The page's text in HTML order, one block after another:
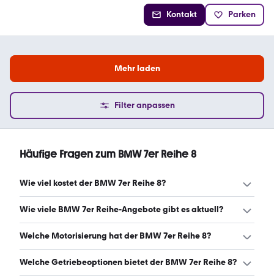
Kontakt Parken
Mehr laden
Filter anpassen
Häufige Fragen zum BMW 7er Reihe 8
Wie viel kostet der BMW 7er Reihe 8?
Ein guter Preis für einen BMW 7er Reihe 8 liegt zwischen
monatlich. (Stand: 7.8.2026)
Wie viele BMW 7er Reihe-Angebote gibt es aktuell?
Es gibt insgesamt 120 BMW 7er Reihe bei mobile.de,
7.8.2026)
Welche Motorisierung hat der BMW 7er Reihe 8?
Der BMW 7er Reihe 8 hat Leistungen zwischen 218 und
Welche Getriebeoptionen bietet der BMW 7er Reihe 8?